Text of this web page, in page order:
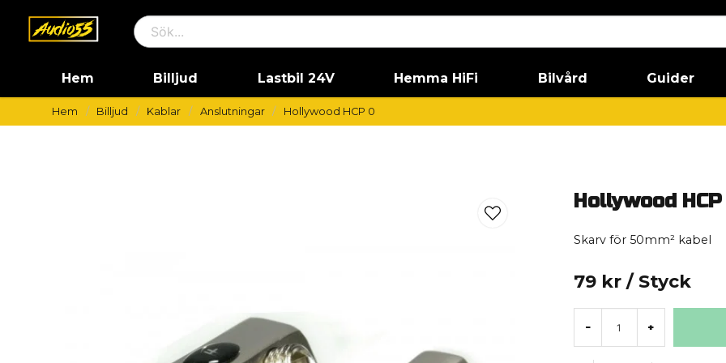
Hem Billjud Lastbil 24V Hemma HiFi Bilvård Guider
Hem Billjud Kablar Anslutningar Hollywood HCP 0
Hollywood
Skarv för 50mm² kabel
79 kr / Styck
- +